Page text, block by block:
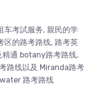
车考試服务, 親民的学
区的路考路线, 路考英
精通 botany路考路线,
路线以及 Miranda路考
路考路线